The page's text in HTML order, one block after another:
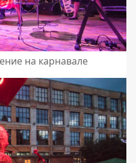
на карнавале